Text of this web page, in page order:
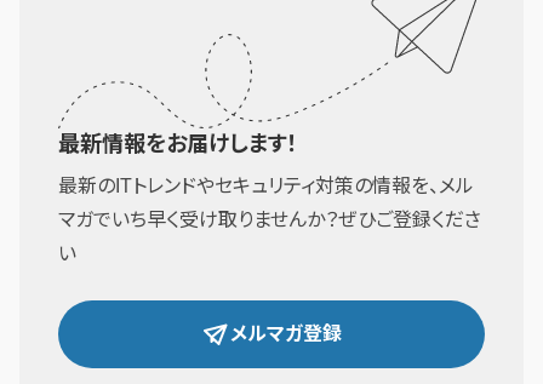
最新情報をお届けします！
最新のITトレンドやセキュリティ対策の情報を、メル
マガでいち早く受け取りませんか？ぜひご登録くださ
い
メルマガ登録